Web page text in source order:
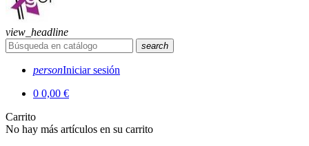
view_headline
search
personIniciar sesión
0 0,00 €
Carrito
No hay más artículos en su carrito